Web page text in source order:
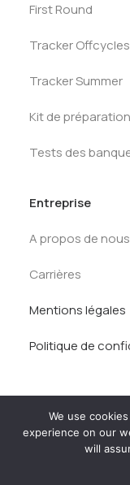
First Round
Tracker Offcycles
Tracker Summer
Kit de préparation
Tests des
Entreprise
A propos de nous
Carrières
Mentions légales
Politique de
©
We use
experience on our
will